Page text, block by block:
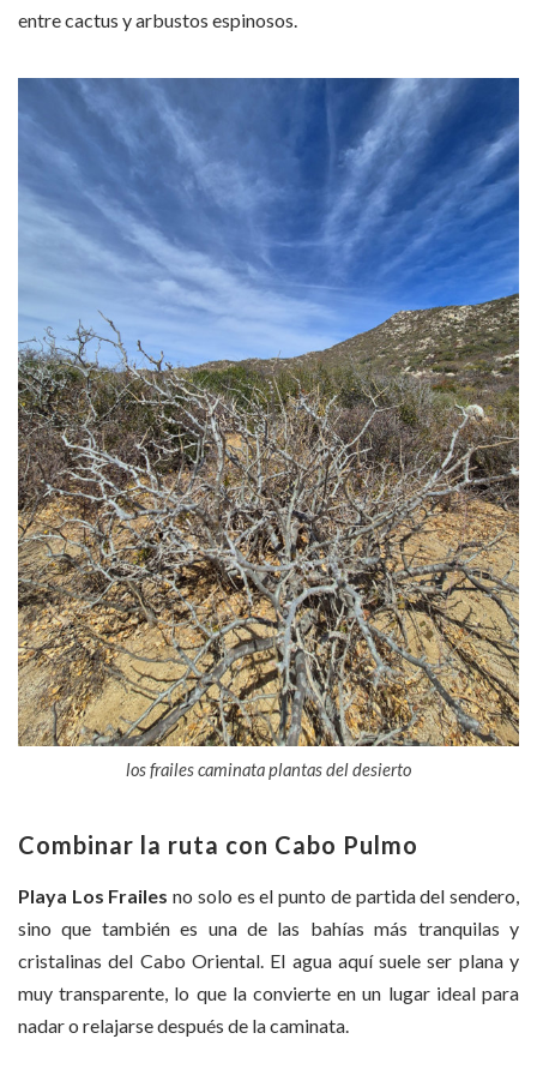
entre cactus y arbustos espinosos.
los frailes caminata plantas del desierto
Combinar la ruta con Cabo Pulmo
Playa Los Frailes no solo es el punto de partida del sendero,
sino que también es una de las bahías más tranquilas y
cristalinas del Cabo Oriental. El agua aquí suele ser plana y
muy transparente, lo que la convierte en un lugar ideal para
nadar o relajarse después de la caminata.